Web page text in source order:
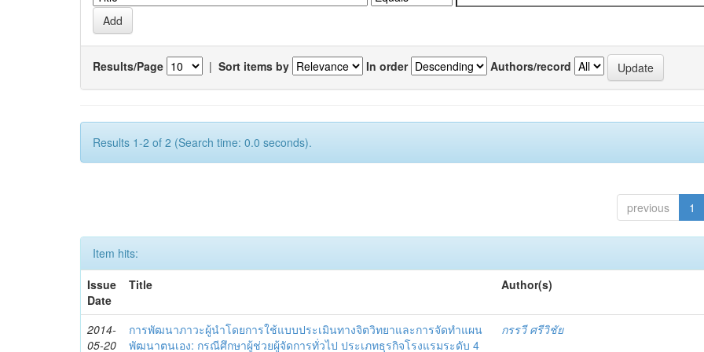
Results/Page | Sort items by In order Authors/record
Results 1-2 of 2 (Search time: 0.0 seconds).
previous 1
Item hits:
Issue
Date
Title Author(s)
2014-
05-20
การพัฒนาภาวะผู้นำโดยการใช้แบบประเมินทางจิตวิทยาและการจัดทำแผน
พัฒนาตนเอง: กรณีศึกษาผู้ช่วยผู้จัดการทั่วไป ประเภทธุรกิจโรงแรมระดับ 4
กรรวี ศรีวิชัย